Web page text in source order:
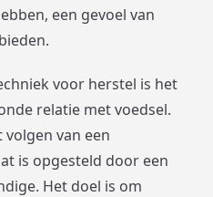
een gevoel van
voor herstel is het
relatie met voedsel.
van een
is opgesteld door een
Het doel is om